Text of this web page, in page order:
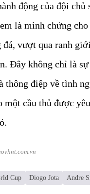
động của đội chủ
là minh chứng cho
đá, vượt qua ranh
Đây không chỉ là
thông điệp về tình
một cầu thủ được
Cup Diogo Jota Andre